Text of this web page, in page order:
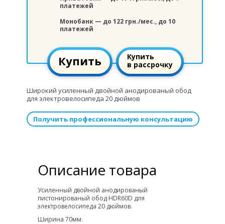
платежей
Монобанк — до 122 грн./мес., до 10
платежей
Купить
Купить
в рассрочку
Широкий усиленный двойной анодированый обод
для электровелосипеда 20 дюймов
Получить профессиональную консультацию
Описание товара
Усиленный двойной анодированый
пистонированый обод HDR60D для
электровелосипеда 20 дюймов.
Ширина 70мм.